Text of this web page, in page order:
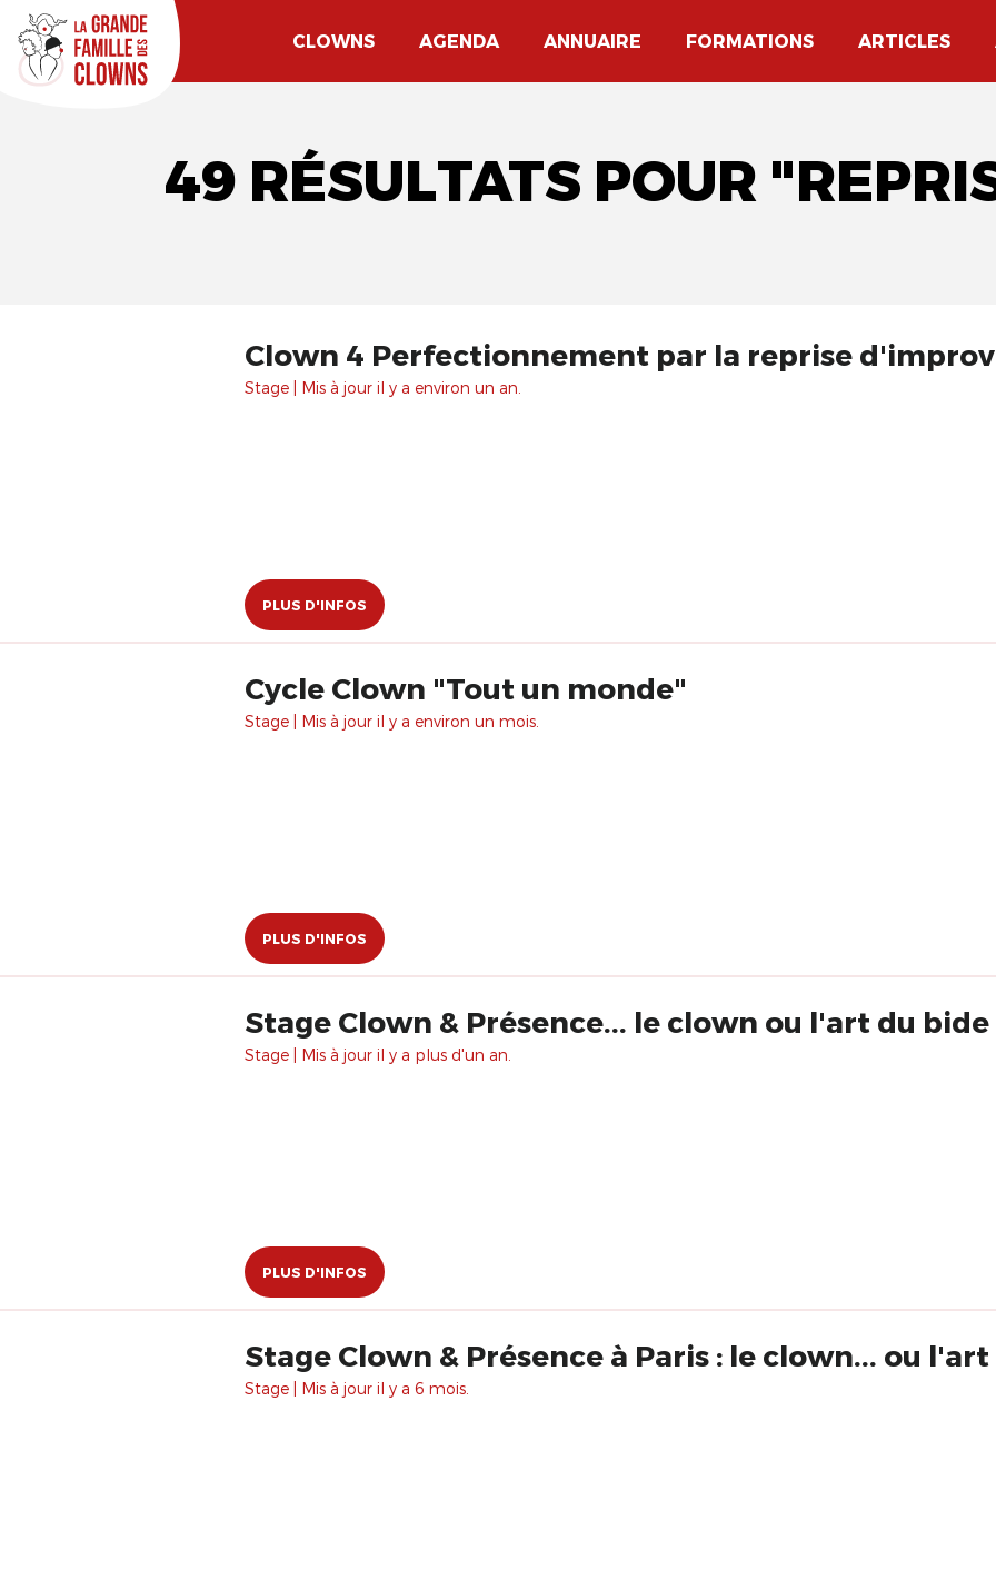
CLOWNS AGENDA ANNUAIRE FORMATIONS ARTICLES
49 RÉSULTATS POUR
Clown 4 Perfectionnement par la reprise
Stage | Mis à jour il y a environ un an.
PLUS D'INFOS
Cycle Clown "Tout un monde"
Stage | Mis à jour il y a environ un mois.
PLUS D'INFOS
Stage Clown & Présence... le clown ou l'art du bide
Stage | Mis à jour il y a plus d'un an.
PLUS D'INFOS
Stage Clown & Présence à Paris : le clown... ou
Stage | Mis à jour il y a 6 mois.